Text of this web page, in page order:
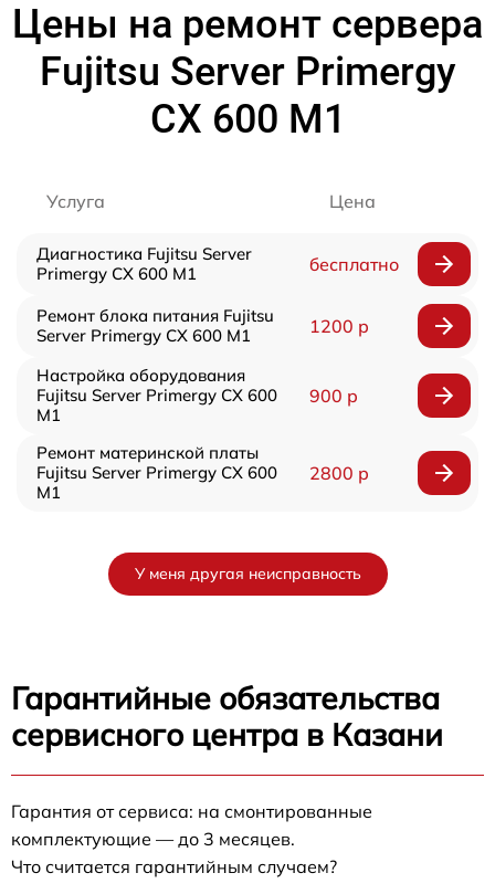
Цены на ремонт сервера
Fujitsu Server Primergy
CX 600 M1
Услуга Цена
Диагностика Fujitsu Server
Primergy CX 600 M1
бесплатно
Ремонт блока питания Fujitsu
Server Primergy CX 600 M1
1200 р
Настройка оборудования
Fujitsu Server Primergy CX 600
M1
900 р
Ремонт материнской платы
Fujitsu Server Primergy CX 600
M1
2800 р
У меня другая неисправность
Гарантийные обязательства
сервисного центра в Казани
Гарантия от сервиса: на смонтированные
комплектующие — до 3 месяцев.
Что считается гарантийным случаем?